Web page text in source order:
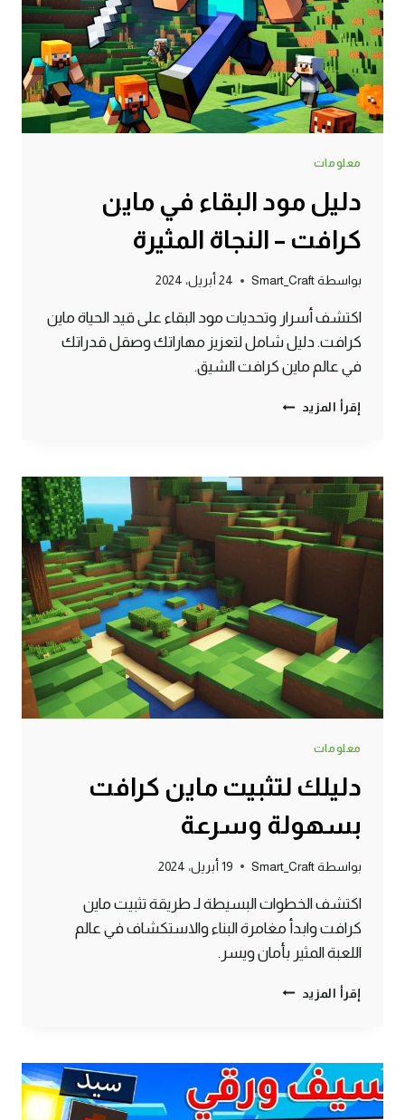
معلومات
دليل مود البقاء في ماين
كرافت – النجاة المثيرة
بواسطة Smart_Craft 24 أبريل، 2024
اكتشف أسرار وتحديات مود البقاء على قيد الحياة ماين
كرافت. دليل شامل لتعزيز مهاراتك وصقل قدراتك
في عالم ماين كرافت الشيق.
إقرأ المزيد دليل
ماين
كرافت
–
النجاة
المثيرة
معلومات
دليلك لتثبيت ماين كرافت
بسهولة وسرعة
بواسطة Smart_Craft 19 أبريل، 2024
اكتشف الخطوات البسيطة لـ طريقة تثبيت ماين
كرافت وابدأ مغامرة البناء والاستكشاف في عالم
اللعبة المثير بأمان ويسر.
إقرأ المزيد دليلك
بسهولة
وسرعة